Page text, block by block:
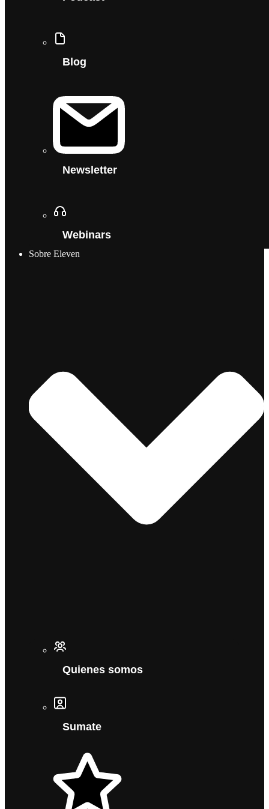
Blog
Newsletter
Webinars
Sobre Eleven
Quienes somos
Sumate